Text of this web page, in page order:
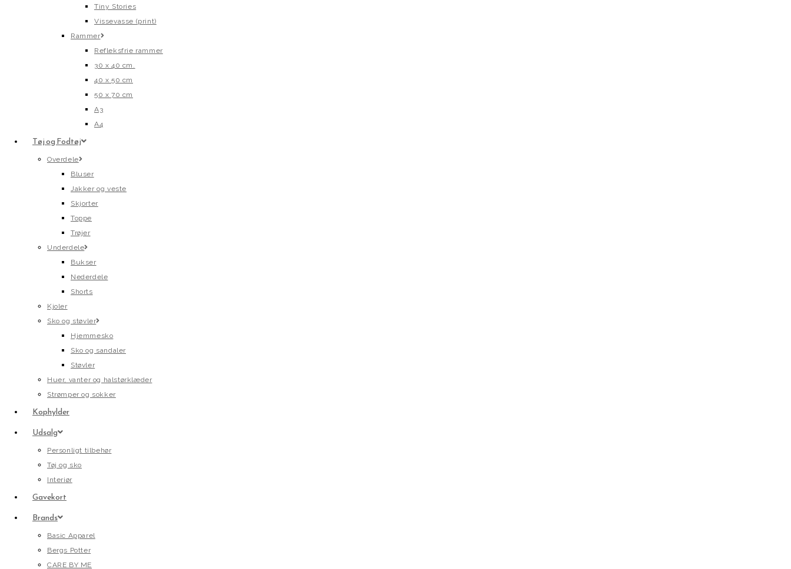
Tiny Stories
Vissevasse (print)
Rammer
Refleksfrie rammer
30 x 40 cm.
40 x 50 cm
50 x 70 cm
A3
A4
Tøj og Fodtøj
Overdele
Bluser
Jakker og veste
Skjorter
Toppe
Trøjer
Underdele
Bukser
Nederdele
Shorts
Kjoler
Sko og støvler
Hjemmesko
Sko og sandaler
Støvler
Huer, vanter og halstørklæder
Strømper og sokker
Kophylder
Udsalg
Personligt tilbehør
Tøj og sko
Interiør
Gavekort
Brands
Basic Apparel
Bergs Potter
CARE BY ME